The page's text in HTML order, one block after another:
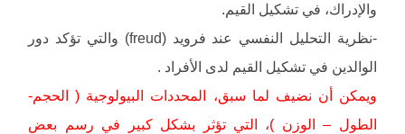
والإدراك، في تشكيل القيم.
-نظرية التحليل النفسي عند فرويد (freud) والتي تؤكد دور
الوالدين في تشكيل القيم لدى الأفراد .
ويمكن أن نضيف لما سبق، المحددات البيولوجية ( الحجم-
الطول – الوزن )، التي تؤثر بشكل كبير في رسم بعض